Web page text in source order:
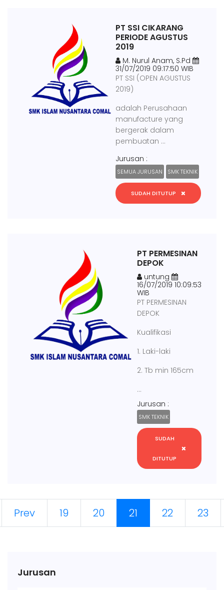
PT SSI CIKARANG
PERIODE AGUSTUS
2019
M. Nurul Anam, S.Pd
31/07/2019 09:17:50 WIB
PT SSI (OPEN AGUSTUS
2019)
adalah Perusahaan
manufacture yang
bergerak dalam
pembuatan ...
Jurusan :
SEMUA JURUSAN SMK TEKNIK
SUDAH DITUTUP
PT PERMESINAN
DEPOK
untung
16/07/2019 10:09:53
WIB
PT PERMESINAN
DEPOK
Kualifikasi
1. Laki-laki
2. Tb min 165cm
...
Jurusan :
SMK TEKNIK
SUDAH
DITUTUP
Prev 19 20 21(current)
22 23
Jurusan